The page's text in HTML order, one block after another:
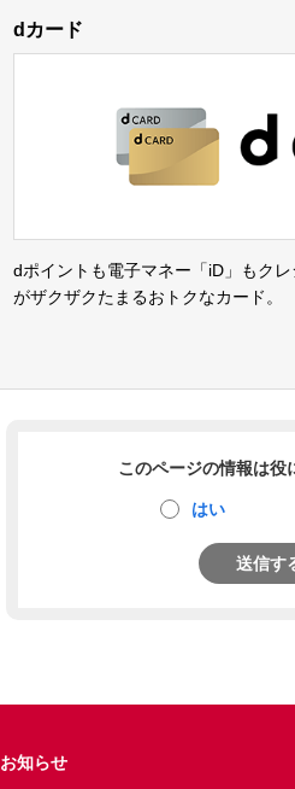
dカード
dポイントも電子マネー「iD」もク
がザクザクたまるおトクなカード。
このページの情報は役
はい
送信す
お知らせ